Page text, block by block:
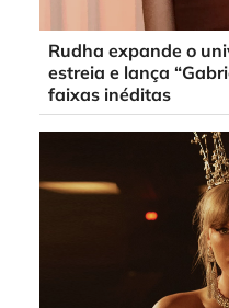
Rudha expande o
estreia e lança
faixas inéditas